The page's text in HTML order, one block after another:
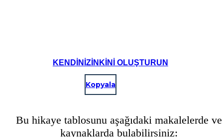
KENDINIZINKINI OLUŞTURUN
Kopyala
Bu hikaye tablosunu aşağıdaki makalelerde ve
kaynaklarda bulabilirsiniz: